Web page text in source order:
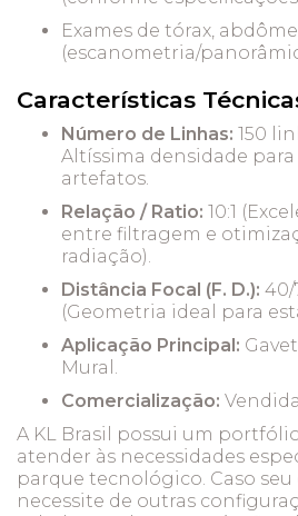
Exames de tórax,
(escanometria/
Características
Número de Linhas: 150
Altíssima densidade
artefatos.
Relação / Ratio: 10:1
entre filtragem e
radiação).
Distância Focal (F. D.): 40/
(Geometria ideal para
Aplicação Principal:
Mural.
Comercialização:
A KL Brasil possui um
atender às necessidades
parque tecnológico. Caso
necessite de outras